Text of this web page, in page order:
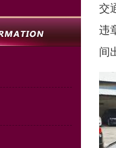
交
违
间